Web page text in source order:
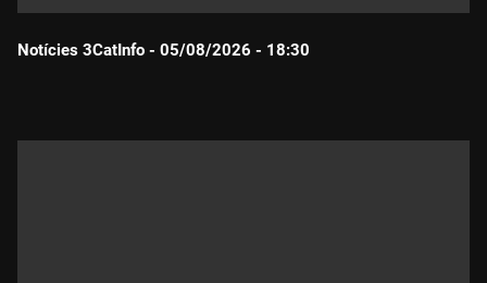
Notícies 3CatInfo - 05/08/2026 - 18:30